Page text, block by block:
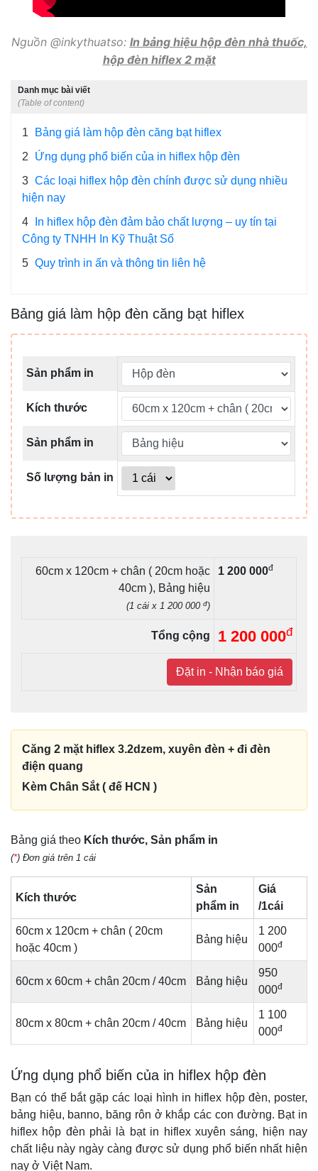
Nguồn @inkythuatso: In bảng hiệu hộp đèn nhà thuốc,
hộp đèn hiflex 2 mặt
Danh mục bài viết
(Table of content)
1
Bảng giá làm hộp đèn căng bạt hiflex
2
Ứng dụng phổ biến của in hiflex hộp đèn
3 Các loại hiflex hộp đèn chính được sử dụng nhiều
hiện nay
4
In hiflex hộp đèn đảm bảo chất lượng – uy tín tại
Công ty TNHH In Kỹ Thuật Số
5 Quy trình in ấn và thông tin liên hệ
Bảng giá làm hộp đèn căng bạt hiflex
Sản phẩm in
Kích thước
Sản phẩm in
Số lượng bản in
60cm x 120cm + chân ( 20cm hoặc
40cm ), Bảng hiệu
(1 cái x 1 200 000 đ)
1 200 000đ
Tổng cộng 1 200 000đ
Đặt in - Nhận báo giá
Căng 2 mặt hiflex 3.2dzem, xuyên đèn + đi đèn
điện quang
Kèm Chân Sắt ( đế HCN )
Bảng giá theo Kích thước, Sản phẩm in
(*) Đơn giá trên 1 cái
Kích thước
Sản
phẩm in
Giá
/1cái
60cm x 120cm + chân ( 20cm
hoặc 40cm )
Bảng hiệu
1 200
000đ
60cm x 60cm + chân 20cm / 40cm Bảng hiệu
950
000đ
80cm x 80cm + chân 20cm / 40cm Bảng hiệu
1 100
000đ
Ứng dụng phổ biến của in hiflex hộp đèn
Bạn có thể bắt gặp các loại hình in hiflex hộp đèn, poster,
bảng hiệu, banno, băng rôn ở khắp các con đường. Bạt in
hiflex hộp đèn phải là bạt in hiflex xuyên sáng, hiện nay
chất liệu này ngày càng được sử dụng phổ biến nhất hiện
nay ở Việt Nam.